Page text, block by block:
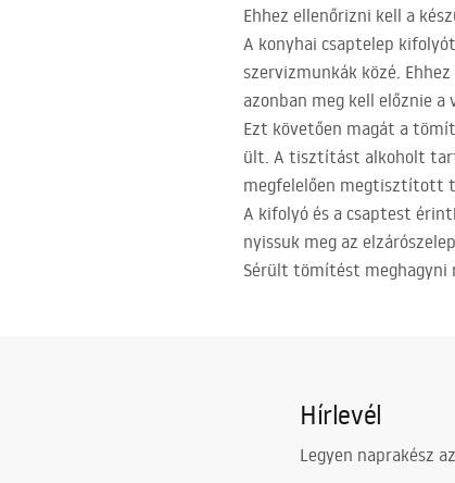
Ehhez ellenőrizni kell a
A konyhai csaptelep
szervizmunkák közé.
azonban meg kell előznie a
Ezt követően magát a
ült. A tisztítást alkoholt
megfelelően megtisztított
A kifolyó és a csaptest
nyissuk meg az
Sérült tömítést meghagyni
Hírlevél
Legyen naprakész